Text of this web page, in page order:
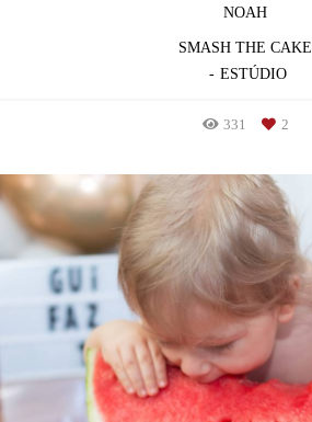
NOAH
SMASH THE CAKE
ESTÚDIO
331 2